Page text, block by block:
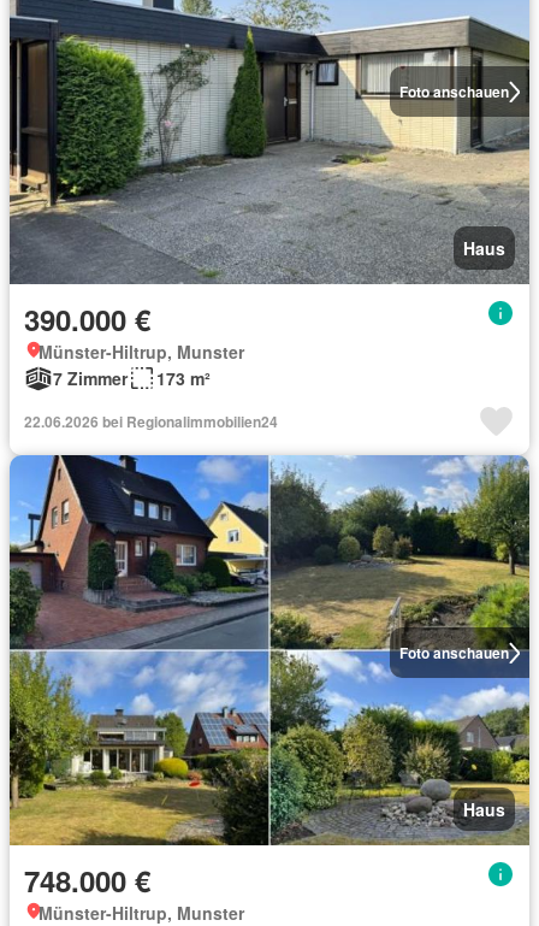
Foto anschauen
Haus
390.000 €
Münster-Hiltrup, Munster
7 Zimmer
173 m²
22.06.2026 bei Regionalimmobilien24
Foto anschauen
Haus
748.000 €
Münster-Hiltrup, Munster